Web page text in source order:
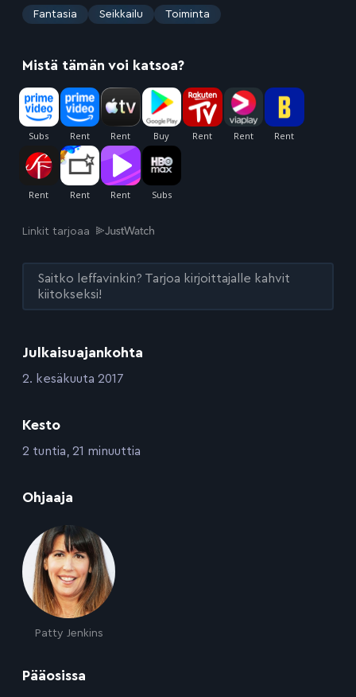
Julkaisuajankohta
:2. kesäkuuta 2017
Kesto
:2 tuntia, 21 minuuttia
Ohjaaja
Patty Jenkins
Pääosissa
: Fantasia Seikkailu Toiminta
Mistä tämän voi katsoa?
Linkit tarjoaa
Saitko leffavinkin? Tarjoa kirjoittajalle kahvit
kiitokseksi!